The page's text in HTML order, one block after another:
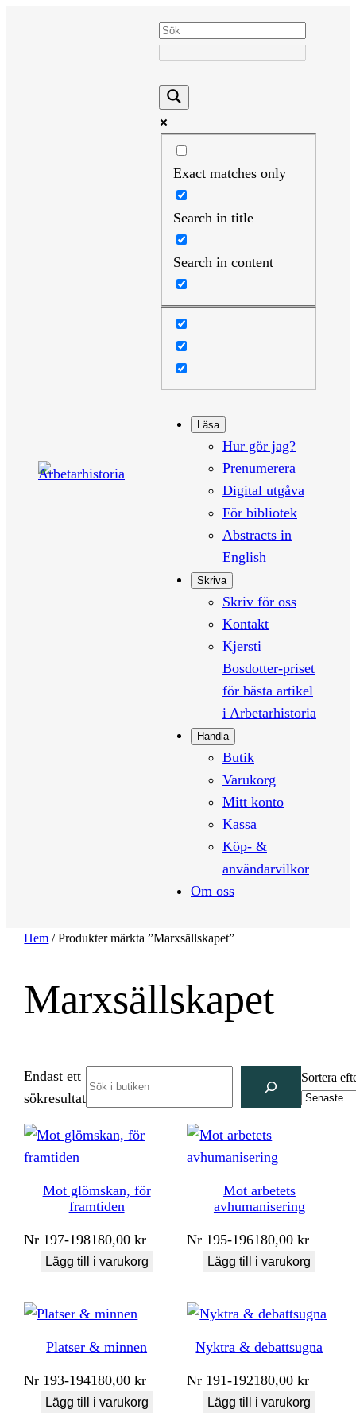
Exact matches only
Search in title
Search in content
Läsa
Hur gör jag?
Prenumerera
Digital utgåva
För bibliotek
Abstracts in
English
Skriva
Skriv för oss
Kontakt
Kjersti
Bosdotter-priset
för bästa artikel
i Arbetarhistoria
Handla
Butik
Varukorg
Mitt konto
Kassa
Köp- &
användarvilkor
Om oss
Hem / Produkter märkta ”Marxsällskapet”
Marxsällskapet
Endast ett
sökresultat
Sortera
Mot glömskan, för
framtiden
Nr 197-198180,00kr
Lägg till i varukorg
Mot arbetets
avhumanisering
Nr 195-196180,00kr
Lägg till i varukorg
Platser & minnen
Nr 193-194180,00kr
Lägg till i varukorg
Nyktra & debattsugna
Nr 191-192180,00kr
Lägg till i varukorg